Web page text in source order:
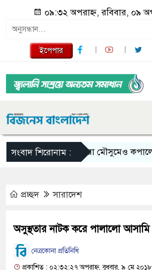
০৯:৩২ অপরাহ্ন, রবিবার, ০৯
ইপেপার
সংবাদ শিরোনাম :ভরা মৌসুমেও কপালে
প্রচ্ছদ সারাদেশ
অসুস্থতার নাটক করে পালালো আসামি
নেত্রকোনা প্রতিনিধি
প্রকাশিত : ০২:৩২:২৭ অপরাহ্ন, বুধবার, ৯ মে ২০১৮